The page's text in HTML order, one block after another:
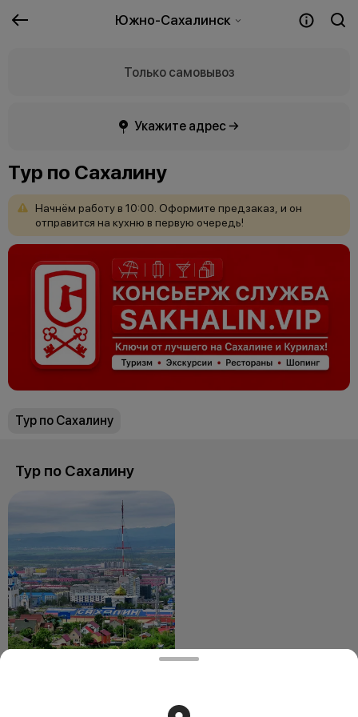
Южно-Сахалинск
Только самовывоз
Укажите адрес →
Тур по Сахалину
Начнём работу в 10:00. Оформите предзаказ, и он
отправится на кухню в первую очередь!
Тур по Сахалину
Тур по Сахалину